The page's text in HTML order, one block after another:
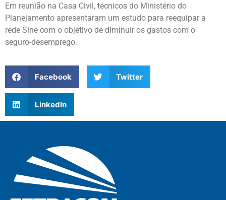
Em reunião na Casa Civil, técnicos do Ministério do
Planejamento apresentaram um estudo para reequipar a
rede Sine com o objetivo de diminuir os gastos com o
seguro-desemprego.
Facebook Twitter
LinkedIn